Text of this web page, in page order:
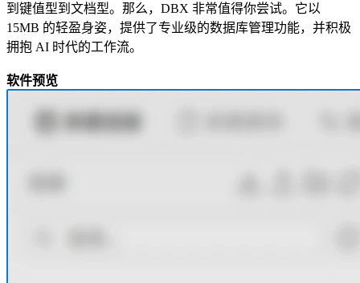
到键值型到文档型。那么，DBX 非常值得你尝试。它以
15MB 的轻盈身姿，提供了专业级的数据库管理功能，并积极
拥抱 AI 时代的工作流。
软件预览